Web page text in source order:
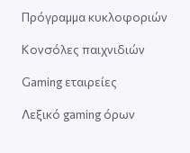
Πρόγραμμα κυκλοφοριών
Κονσόλες παιχνιδιών
Gaming εταιρείες
Λεξικό gaming όρων